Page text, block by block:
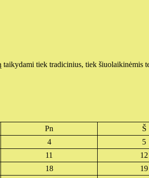
tiek tradicinius, tiek šiuolaikinėmis
Pn Š
4 5
11 12
18 19